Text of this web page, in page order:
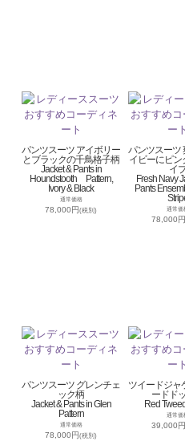
パンツスーツ アイボリー
とブラックの千鳥格子柄
Jacket & Pants in
Houndstooth Pattern,
Ivory & Black
通常価格
78,000円(税別)
パンツスーツ
イビーにピン
イ
Fresh Navy
Pants
通常価
78,000
パンツスーツ グレンチェ
ック柄
Jacket & Pants in Glen
Pattern
通常価格
78,000円(税別)
ツイードジャ
ードド
Red
通常価
39,000